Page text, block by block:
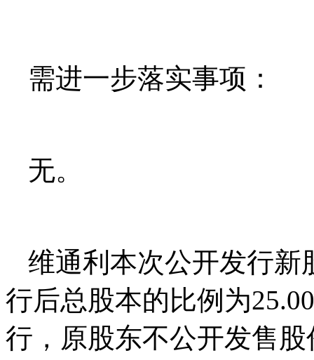
需进一步落实事项：
无。
维通利本次公开发行新
行后总股本的比例为
行，原股东不公开发售